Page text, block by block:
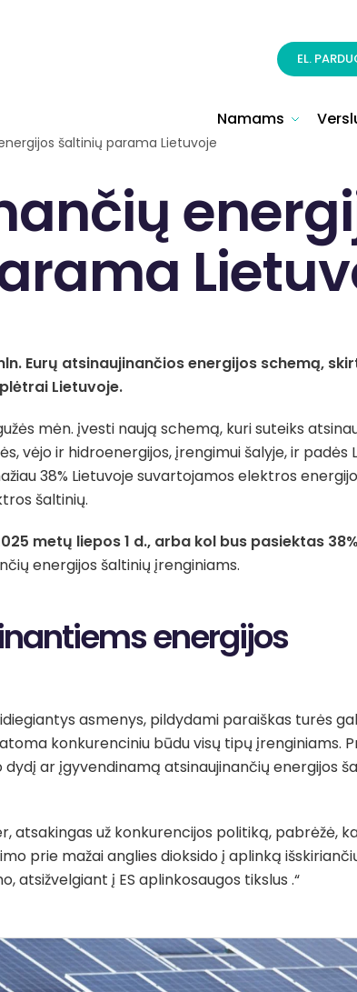
EL.
Namams
šaltinių parama Lietuvoje
Eurų atsinaujinančios energijos schemą,
Lietuvoje.
mėn. įvesti naują schemą, kuri suteiks
vėjo ir hidroenergijos, įrengimui šalyje, ir padės
38% Lietuvoje suvartojamos elektros
šaltinių.
metų liepos 1 d., arba kol bus pasiektas
energijos šaltinių įrenginiams.
energijos
asmenys, pildydami paraiškas turės
konkurenciniu būdu visų tipų įrenginiams.
ar įgyvendinamą atsinaujinančių energijos
atsakingas už konkurencijos politiką, pabrėžė,
prie mažai anglies dioksido į aplinką
atsižvelgiant į ES aplinkosaugos tikslus .“